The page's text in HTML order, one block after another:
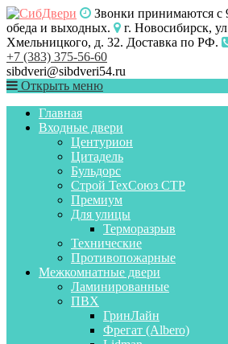
Звонки принимаются с
обеда и выходных.
г. Новосибирск,
Хмельницкого, д. 32. Доставка по РФ.
+7 (383) 375-56-60
sibdveri@sibdveri54.ru
Открыть меню
Главная
Входные двери
Центурион
Цитадель
Бульдорс
Строй ТехСоюз СТР
Премиум
Для улицы
Терморазрыв
Технические
Противопожарные
Межкомнатные двери
Ламинированные
ПВХ
ГринЛайн
Фрегат (Albero)